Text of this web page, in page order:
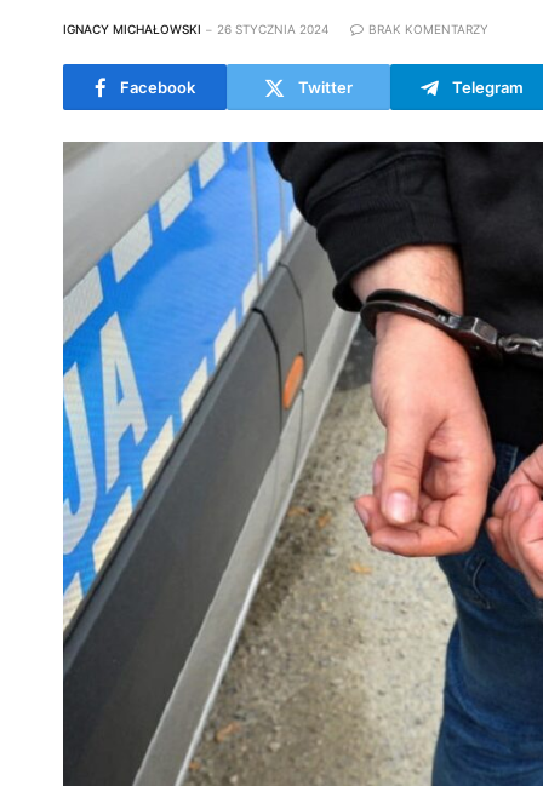
IGNACY MICHAŁOWSKI 26 STYCZNIA 2024 BRAK KOMENTARZY
Facebook Twitter Telegram